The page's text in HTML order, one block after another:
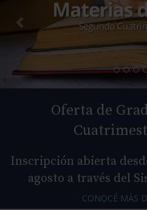
Oferta de
Inscripción abierta
agosto a través del
CONOCÉ MÁS